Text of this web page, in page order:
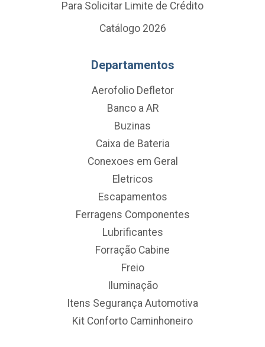
Para Solicitar Limite de Crédito
Catálogo 2026
Departamentos
Aerofolio Defletor
Banco a AR
Buzinas
Caixa de Bateria
Conexoes em Geral
Eletricos
Escapamentos
Ferragens Componentes
Lubrificantes
Forração Cabine
Freio
Iluminação
Itens Segurança Automotiva
Kit Conforto Caminhoneiro